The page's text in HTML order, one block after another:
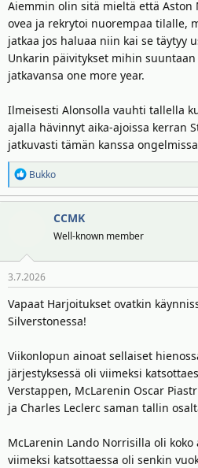
Aiemmin olin sitä mieltä että
ovea ja rekrytoi nuorempaa tilalle,
jatkaa jos haluaa niin kai se täytyy
Unkarin päivitykset mihin
jatkavansa one more year.
Ilmeisesti Alonsolla vauhti tallella
ajalla hävinnyt aika-ajoissa kerran
jatkuvasti tämän kanssa
R
e
a
o
t
Bukko
CCMK
Well-known member
3.7.2026
Vapaat Harjoitukset ovatkin
Silverstonessa!
Viikonlopun ainoat sellaiset
järjestyksessä oli viimeksi
Verstappen, McLarenin Oscar
ja Charles Leclerc saman tallin
McLarenin Lando Norrisilla oli
viimeksi katsottaessa oli senkin